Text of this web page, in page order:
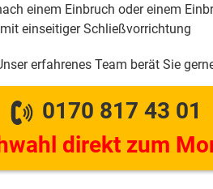
einem Einbruch oder einem
einseitiger Schließvorrichtung
erfahrenes Team berät Sie
0170 817 43 01
direkt zum